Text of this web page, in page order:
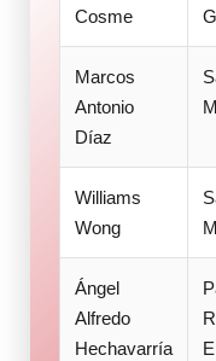
Cosme
Marcos
Antonio
Díaz
Williams
Wong
Ángel
Alfredo
Hechavarría